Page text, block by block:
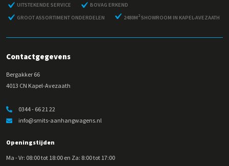
UITSTEKENDE SERVICE
BOVAG ERKEND
GROOT ASSORTIMENT ONDERDELEN
2480M 2SHOWROOM IN KAPEL-AVEZAATH
Contactgegevens
Bergakker 66
4013 CN Kapel-Avezaath
0344 - 66 21 22
info@smits-aanhangwagens.nl
Openingstijden
Ma - Vr: 08:00 tot 18:00 en Za: 8:00 tot 17:00